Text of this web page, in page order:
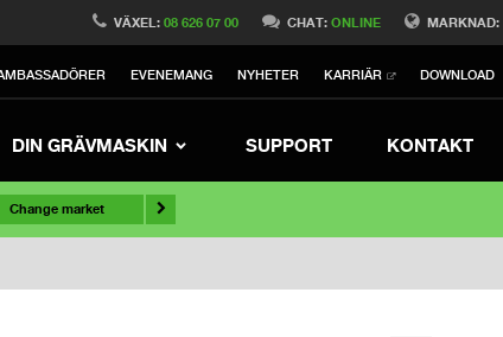
MARKNAD:
VÄXEL:08 626 07 00 CHAT:ONLINE
EVENEMANG NYHETER KARRIÄR DOWNLOAD
DIN GRÄVMASKIN SUPPORT KONTAKT
Change market